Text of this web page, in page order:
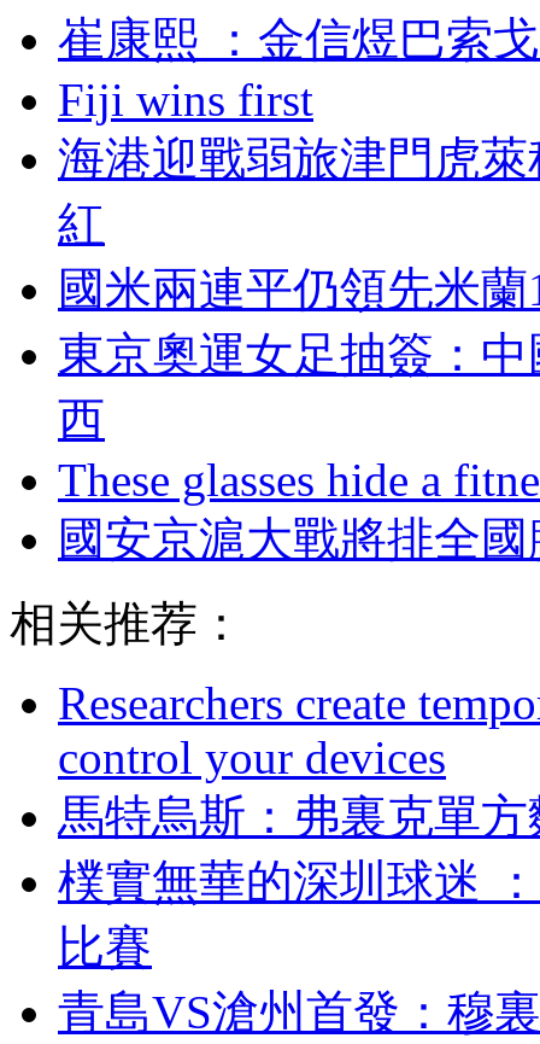
崔康熙 ：金信煜巴
Fiji wins first
海港迎戰弱旅津門虎
紅
國米兩連平仍領先米
東京奧運女足抽簽 ：
西
These glasses hide a
國安京滬大戰將排全
相关推荐：
Researchers create
control your devices
馬特烏斯：弗裏克
樸實無華的深圳球迷 
比賽
青島VS滄州首發：